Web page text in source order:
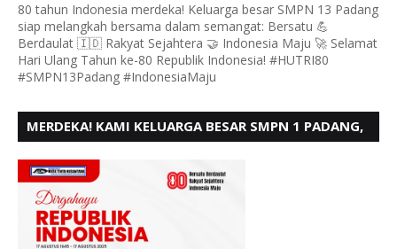
80 tahun Indonesia merdeka! Keluarga besar SMPN 13 Padang
siap melangkah bersama dalam semangat: Bersatu 💪
Berdaulat 🇮🇩 Rakyat Sejahtera 🤝 Indonesia Maju 🚀 Selamat
Hari Ulang Tahun ke-80 Republik Indonesia! #HUTRI80
#SMPN13Padang #IndonesiaMaju
MERDEKA! KAMI KELUARGA BESAR SMPN 1 PADANG,